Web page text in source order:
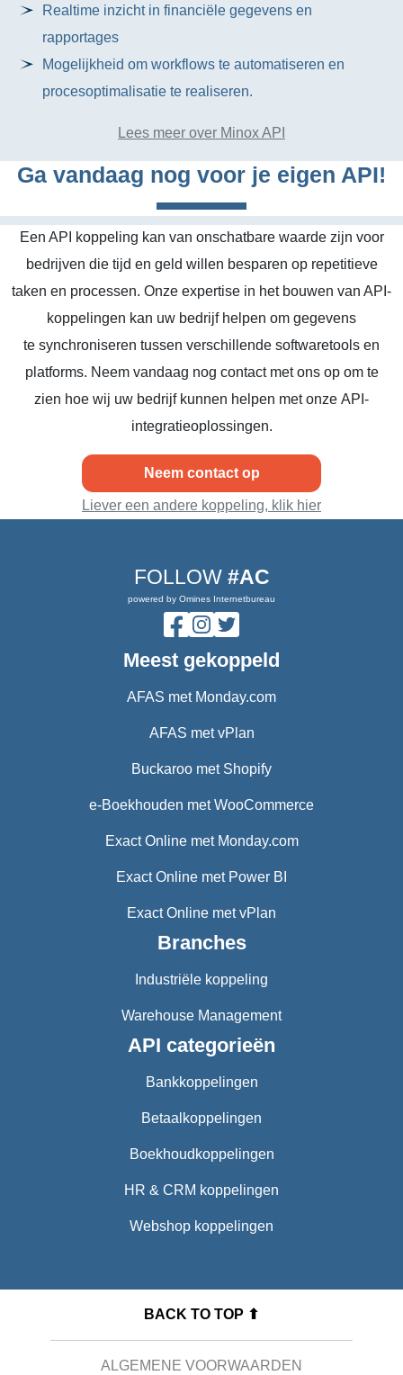
Realtime inzicht in financiële gegevens en
rapportages
Mogelijkheid om workflows te automatiseren en
procesoptimalisatie te realiseren.
Lees meer over Minox API
Ga vandaag nog voor je eigen API!
Een API koppeling kan van onschatbare waarde zijn voor
bedrijven die tijd en geld willen besparen op repetitieve
taken en processen. Onze expertise in het bouwen van API-
koppelingen kan uw bedrijf helpen om gegevens
te synchroniseren tussen verschillende softwaretools en
platforms. Neem vandaag nog contact met ons op om te
zien hoe wij uw bedrijf kunnen helpen met onze API-
integratieoplossingen.
Neem contact op
Liever een andere koppeling, klik hier
FOLLOW #AC
powered by Omines Internetbureau
Meest gekoppeld
AFAS met Monday.com
AFAS met vPlan
Buckaroo met Shopify
e-Boekhouden met WooCommerce
Exact Online met Monday.com
Exact Online met Power BI
Exact Online met vPlan
Branches
Industriële koppeling
Warehouse Management
API categorieën
Bankkoppelingen
Betaalkoppelingen
Boekhoudkoppelingen
HR & CRM koppelingen
Webshop koppelingen
BACK TO TOP ⬆
ALGEMENE VOORWAARDEN